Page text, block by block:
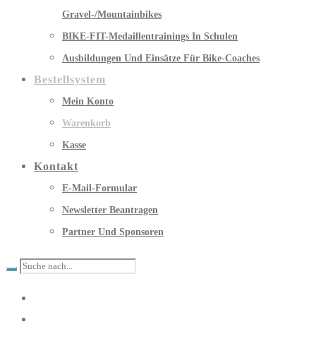
Gravel-/Mountainbikes
BIKE-FIT-Medaillentrainings In Schulen
Ausbildungen Und Einsätze Für Bike-Coaches
Bestellsystem
Mein Konto
Warenkorb
Kasse
Kontakt
E-Mail-Formular
Newsletter Beantragen
Partner Und Sponsoren